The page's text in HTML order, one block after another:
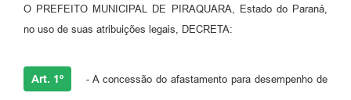
O PREFEITO MUNICIPAL DE PIRAQUARA, Estado do Paraná,
no uso de suas atribuições legais, DECRETA:
Art. 1º - A concessão do afastamento para desempenho de